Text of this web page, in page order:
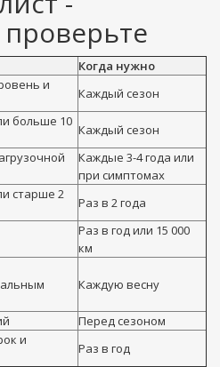
Когда нужно
и
Каждый сезон
больше 10
Каждый сезон
Каждые 3-4 года или
при симптомах
старше 2
Раз в 2 года
Раз в год или 15 000
км
Каждую весну
Перед сезоном
и
Раз в год